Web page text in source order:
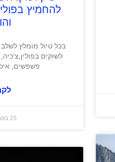
להחמיץ
בכל טיול מומלץ
לשוקים
פשפשים,
25 בפברואר 2018